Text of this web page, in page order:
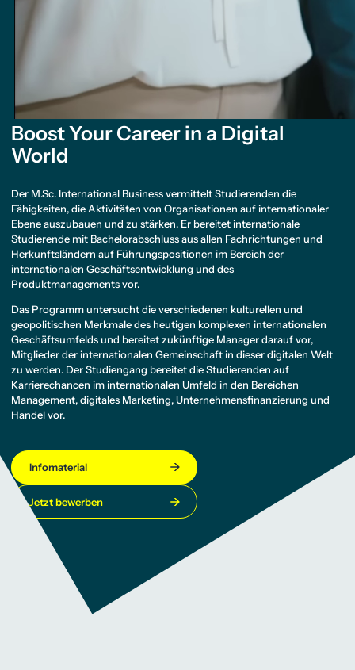
Boost Your Career in a Digital
World
Der M.Sc. International Business vermittelt Studierenden die
Fähigkeiten, die Aktivitäten von Organisationen auf internationaler
Ebene auszubauen und zu stärken. Er bereitet internationale
Studierende mit Bachelorabschluss aus allen Fachrichtungen und
Herkunftsländern auf Führungspositionen im Bereich der
internationalen Geschäftsentwicklung und des
Produktmanagements vor.
Das Programm untersucht die verschiedenen kulturellen und
geopolitischen Merkmale des heutigen komplexen internationalen
Geschäftsumfelds und bereitet zukünftige Manager darauf vor,
Mitglieder der internationalen Gemeinschaft in dieser digitalen Welt
zu werden. Der Studiengang bereitet die Studierenden auf
Karrierechancen im internationalen Umfeld in den Bereichen
Management, digitales Marketing, Unternehmensfinanzierung und
Handel vor.
Infomaterial
Jetzt bewerben